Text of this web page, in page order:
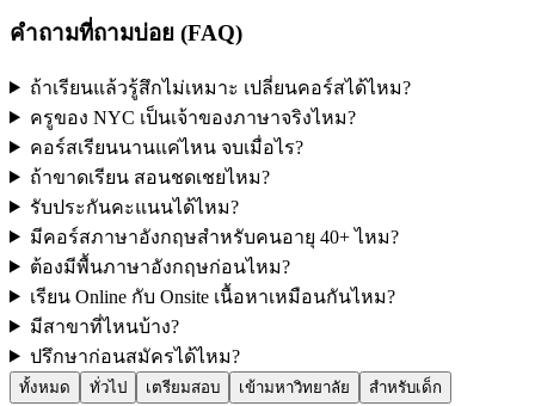
คำถามที่ถามบ่อย (FAQ)
ถ้าเรียนแล้วรู้สึกไม่เหมาะ เปลี่ยนคอร์สได้ไหม?
ครูของ NYC เป็นเจ้าของภาษาจริงไหม?
คอร์สเรียนนานแค่ไหน จบเมื่อไร?
ถ้าขาดเรียน สอนชดเชยไหม?
รับประกันคะแนนได้ไหม?
มีคอร์สภาษาอังกฤษสำหรับคนอายุ 40+ ไหม?
ต้องมีพื้นภาษาอังกฤษก่อนไหม?
เรียน Online กับ Onsite เนื้อหาเหมือนกันไหม?
มีสาขาที่ไหนบ้าง?
ปรึกษาก่อนสมัครได้ไหม?
ทั้งหมด ทั่วไป เตรียมสอบ เข้ามหาวิทยาลัย สำหรับเด็ก